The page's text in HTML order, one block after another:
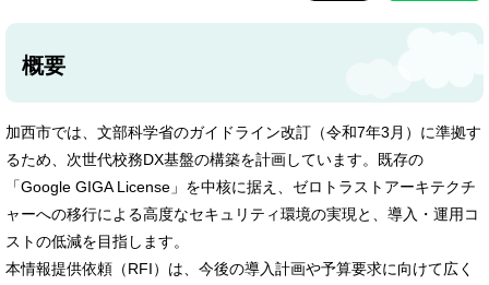
概要
加西市では、文部科学省のガイドライン改訂（令和7年3月）に準拠す
るため、次世代校務DX基盤の構築を計画しています。既存の
「Google GIGA License」を中核に据え、ゼロトラストアーキテクチ
ャーへの移行による高度なセキュリティ環境の実現と、導入・運用コ
ストの低減を目指します。
本情報提供依頼（RFI）は、今後の導入計画や予算要求に向けて広く